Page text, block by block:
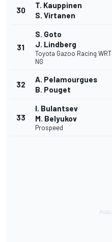
30
T. Kauppinen
S. Virtanen
31
S. Goto
J. Lindberg
Toyota Gazoo Racing WRT
NG
32
A. Pelamourgues
B. Pouget
33
I. Bulantsev
M. Belyukov
Prospeed